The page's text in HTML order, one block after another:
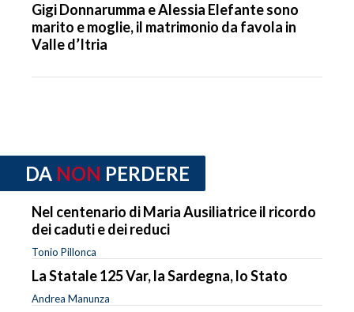
Gigi Donnarumma e Alessia Elefante sono
marito e moglie, il matrimonio da favola in
Valle d’Itria
DA NON PERDERE
Nel centenario di Maria Ausiliatrice il ricordo
dei caduti e dei reduci
Tonio Pillonca
La Statale 125 Var, la Sardegna, lo Stato
Andrea Manunza